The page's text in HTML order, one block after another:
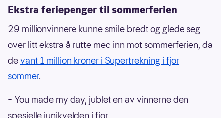
Ekstra feriepenger til sommerferien
29 millionvinnere kunne smile bredt og glede seg
over litt ekstra å rutte med inn mot sommerferien, da
devant 1 million kroner i Supertrekning i fjor
sommer.
– You made my day, jublet en av vinnerne den
spesielle junikvelden i fjor.